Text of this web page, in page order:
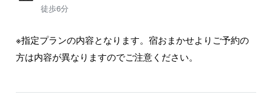
徒歩6分
※指定プランの内容となります。宿おまかせよりご予約の
方は内容が異なりますのでご注意ください。